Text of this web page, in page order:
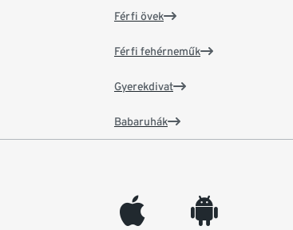
Férfi övek
Férfi fehérneműk
Gyerekdivat
Babaruhák
appleinc android